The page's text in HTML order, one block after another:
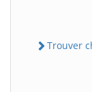
Trouver